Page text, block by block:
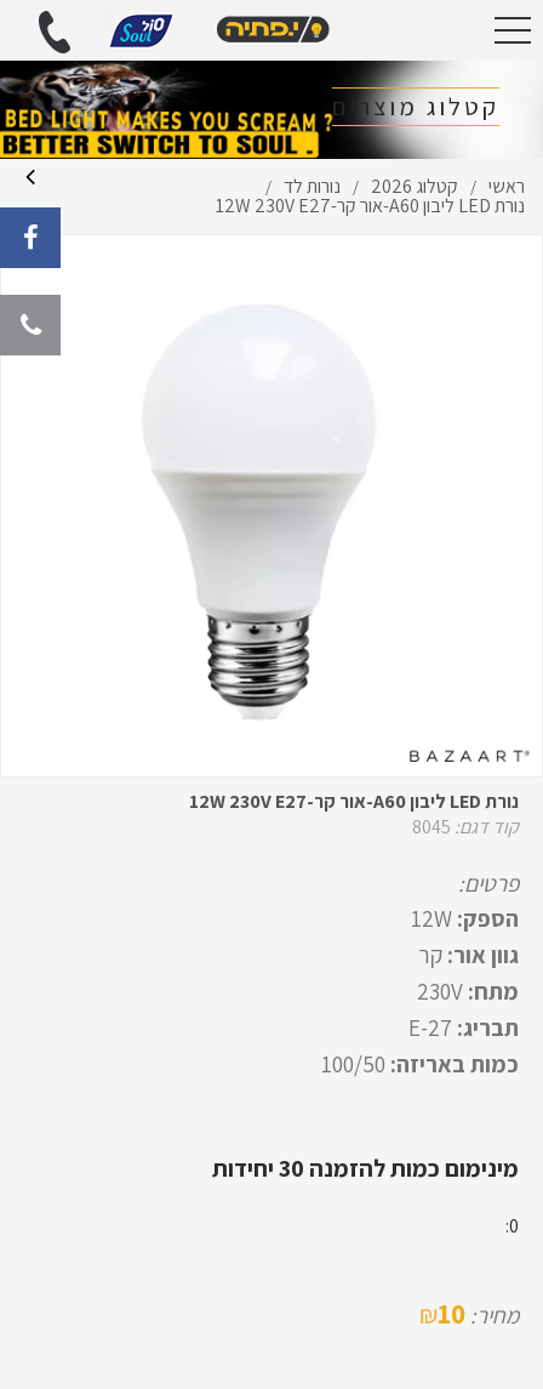
קטלוג מוצרים
ראשי / קטלוג 2026 / נורות לד /
נורת LED ליבון A60-אור קר-12W 230V E27
נורת LED ליבון A60-אור קר-12W 230V E27
קוד דגם: 8045
פרטים:
הספק:12W
גוון אור:קר
מתח:
תבריג:
כמות באריזה: 100/50
מינימום כמות להזמנה 30 יחידות
0:
מחיר: 10
₪